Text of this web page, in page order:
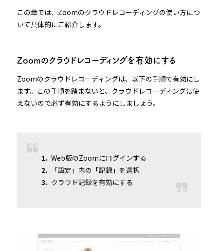
この章では、Zoomのクラウドレコーディングの使い方につ
いて具体的にご紹介します。
Zoomのクラウドレコーディングを有効にする
Zoomのクラウドレコーディングは、以下の手順で有効にし
ます。この手順を踏まないと、クラウドレコーディングは使
えないので必ず有効にするようにしましょう。
Web版のZoomにログインする
「設定」内の「記録」を選択
クラウド記録を有効にする